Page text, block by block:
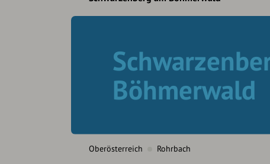
Böhmerwald
Oberösterreich Rohrbach